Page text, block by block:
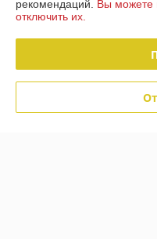
Полная версия сайта
Политика обработки
рекомендаций. Вы можете
отключить их.